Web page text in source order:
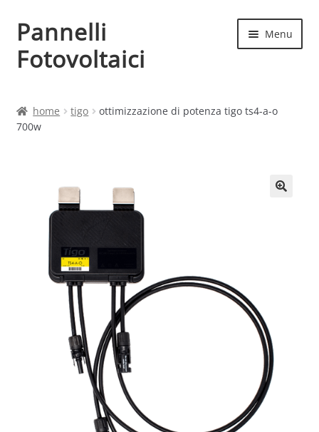
Vai
alla
navigazione
Vai
al
contenuto
Pannelli
Fotovoltaici
Menu
Cart
Chi siamo
Contatti
My account
Produttori
Sample Page
home tigo
ottimizzazione di potenza tigo ts4-a-o
700w